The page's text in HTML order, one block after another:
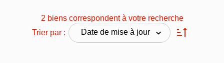
2 biens correspondent à votre recherche
Trier par :
Date de mise à jour